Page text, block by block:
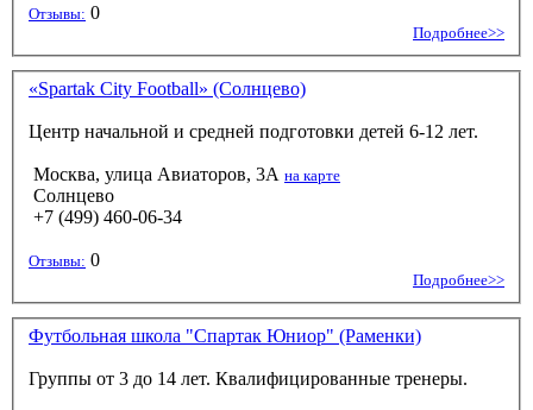
Отзывы: 0
Подробнее>>
«Spartak City Football» (Солнцево)
Центр начальной и средней подготовки детей 6-12 лет.
Москва, улица Авиаторов, 3А на карте
Солнцево
+7 (499) 460-06-34
Отзывы: 0
Подробнее>>
Футбольная школа "Спартак Юниор" (Раменки)
Группы от 3 до 14 лет. Квалифицированные тренеры.